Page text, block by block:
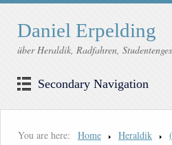
Daniel Erpelding
über Heraldik, Radfahren,
Secondary Navigation
You are here: Home Heraldik